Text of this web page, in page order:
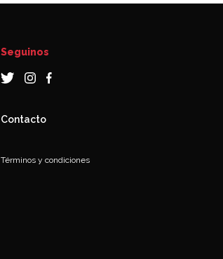
Seguinos
Contacto
Términos y condiciones